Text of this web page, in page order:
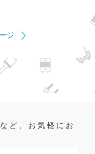
ジ
ど、お気軽にお